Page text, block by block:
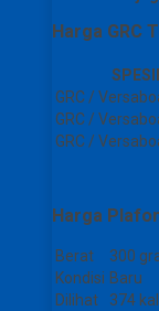
Harga GRC
GRC /
GRC /
GRC /
Harga
Berat
300
Kondisi Baru
Dilihat
374